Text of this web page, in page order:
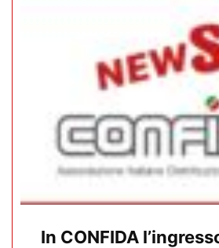
In CONFIDA